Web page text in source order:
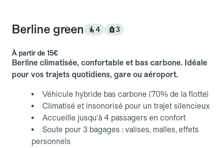
Berline green 4 3
À partir de 15€
Berline climatisée, confortable et bas carbone. Idéale
pour vos trajets quotidiens, gare ou aéroport.
Véhicule hybride bas carbone (70% de la flotte)
Climatisé et insonorisé pour un trajet silencieux
Accueille jusqu'à 4 passagers en confort
Soute pour 3 bagages : valises, malles, effets
personnels